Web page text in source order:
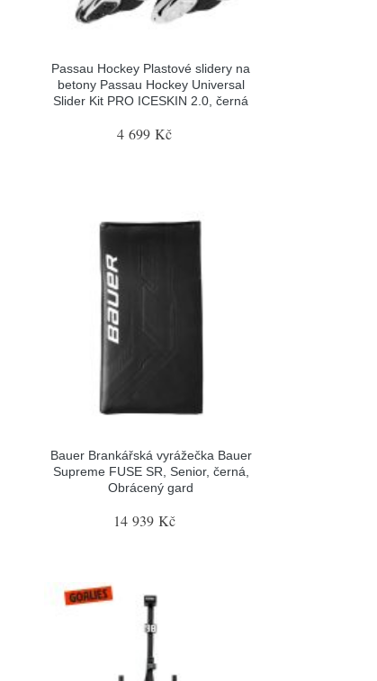
Passau Hockey Plastové slidery na
betony Passau Hockey Universal
Slider Kit PRO ICESKIN 2.0, černá
4 699 Kč
Bauer Brankářská vyrážečka Bauer
Supreme FUSE SR, Senior, černá,
Obrácený gard
14 939 Kč